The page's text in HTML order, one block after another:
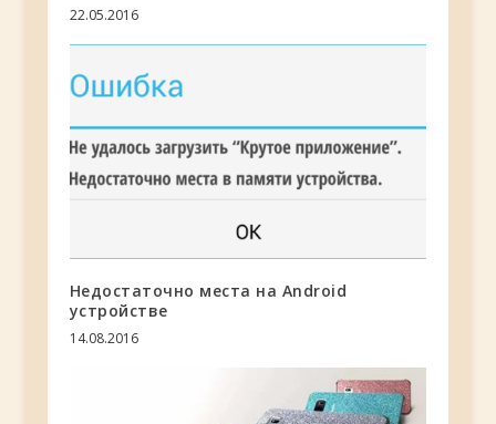
22.05.2016
Недостаточно места на Android
устройстве
14.08.2016